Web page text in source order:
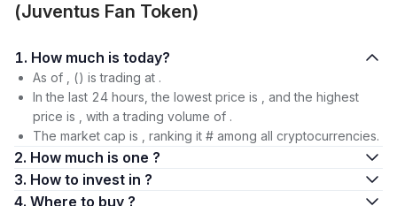
(Juventus Fan Token)
1. How much is today?
As of , () is trading at .
In the last 24 hours, the lowest price is , and the highest
price is , with a trading volume of .
The market cap is , ranking it # among all cryptocurrencies.
2. How much is one ?
3. How to invest in ?
4. Where to buy ?